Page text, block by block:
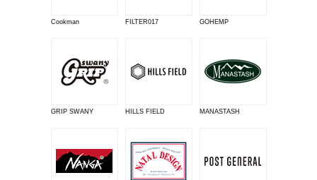
Cookman FILTER017 GOHEMP
GRIP SWANY HILLS FIELD MANASTASH